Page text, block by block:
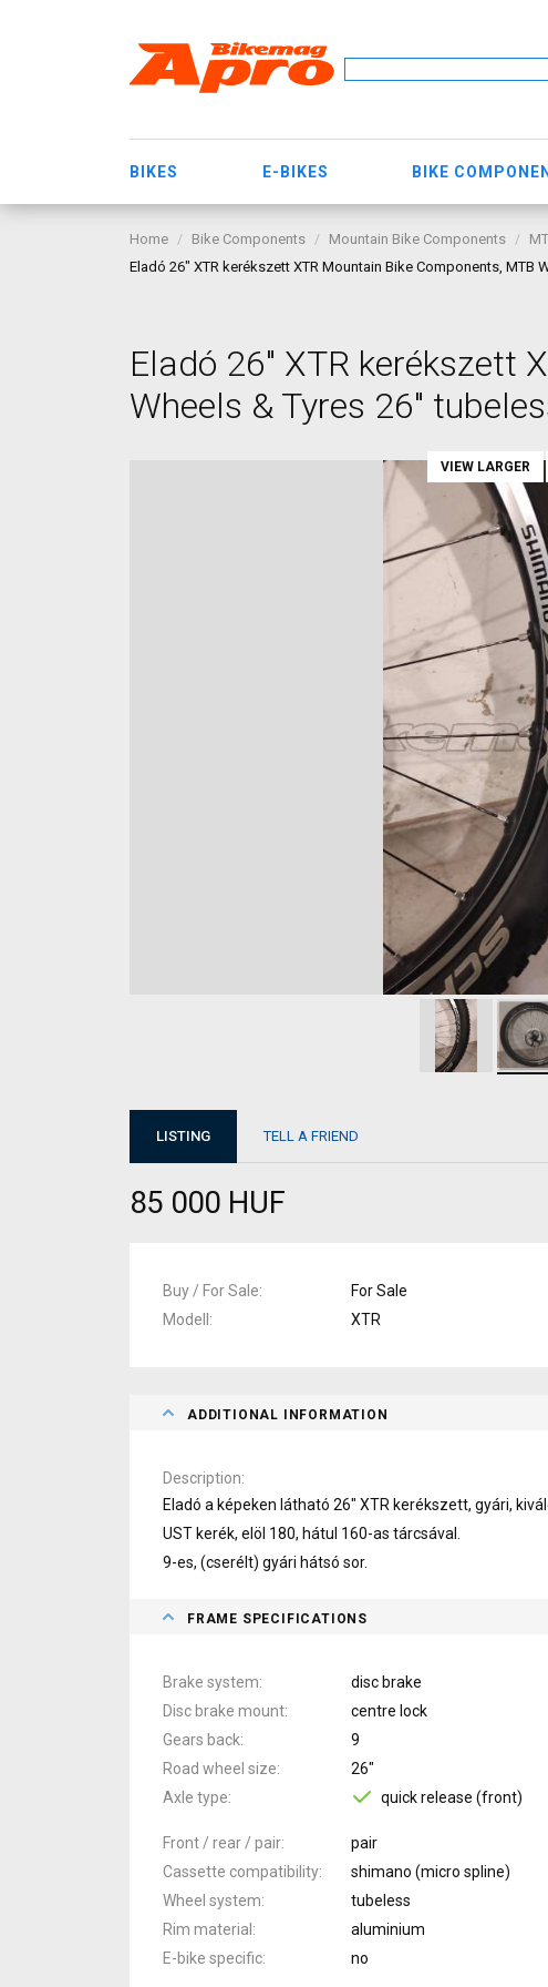
BIKES E-BIKES BIKE
Home Bike Components Mountain Bike Components
Eladó 26" XTR kerékszett XTR Mountain Bike Components, MTB
Eladó 26" XTR kerékszett
Wheels & Tyres 26"
VIEW LARGER
LISTING TELL A FRIEND
85 000 HUF
Buy / For Sale For Sale
Modell
XTR
ADDITIONAL INFORMATION
Description
Eladó a képeken látható 26" XTR kerékszett, gyári,
UST kerék, elöl 180, hátul 160-as tárcsával.
9-es, (cserélt) gyári hátsó sor.
FRAME SPECIFICATIONS
Brake system
disc brake
Disc brake mount
centre lock
Gears back
9
Road wheel size
26"
Axle type
quick release (front)
Front / rear / pair
pair
Cassette compatibility
shimano (micro spline)
Wheel system
tubeless
Rim material
aluminium
E-bike specific
no